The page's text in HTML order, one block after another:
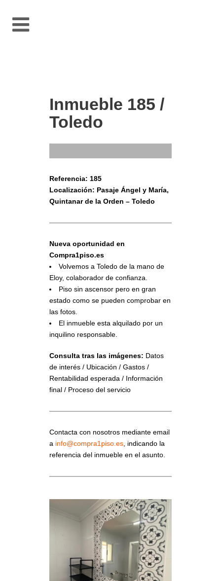
Inmueble 185 /
Toledo
Referencia: 185
Localización: Pasaje Ángel y María,
Quintanar de la Orden – Toledo
Nueva oportunidad en
Compra1piso.es
Volvemos a Toledo de la mano de
Eloy, colaborador de confianza.
Piso sin ascensor pero en gran
estado como se pueden comprobar en
las fotos.
El inmueble esta alquilado por un
inquilino responsable.
Consulta tras las imágenes: Datos
de interés / Ubicación / Gastos /
Rentabilidad esperada / Información
final / Proceso del servicio
Contacta con nosotros mediante email
a info@compra1piso.es , indicando la
referencia del inmueble en el asunto.